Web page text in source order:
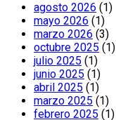
agosto 2026 (1)
mayo 2026 (1)
marzo 2026 (3)
octubre 2025 (1)
julio 2025 (1)
junio 2025 (1)
abril 2025 (1)
marzo 2025 (1)
febrero 2025 (1)